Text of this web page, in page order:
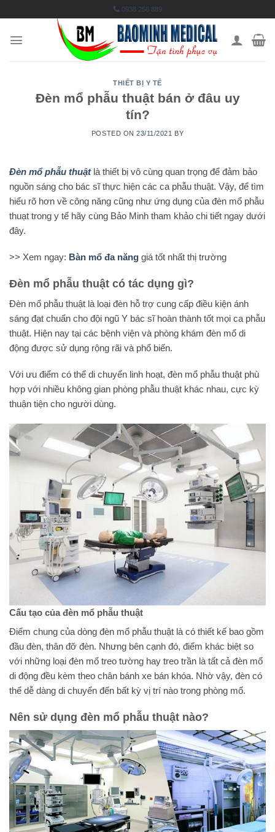
to
content
0938 256 889
THIẾT BỊ Y TẾ
Đèn mổ phẫu thuật bán ở đâu uy
tín?
POSTED ON23/11/2021 BY
Đèn mổ phẫu thuậtlà thiết bị vô cùng quan trọng để đảm bảo
nguồn sáng cho bác sĩ thực hiện các ca phẫu thuật. Vậy, để tìm
hiểu rõ hơn về công năng cũng như ứng dụng của đèn mổ phẫu
thuạt trong y tế hãy cùng Bảo Minh tham khảo chi tiết ngay dưới
đây.
>> Xem ngay: Bàn mổ đa năng giá tốt nhất thị trường
Đèn mổ phẫu thuật có tác dụng gì?
Đèn mổ phẫu thuật là loại đèn hỗ trợ cung cấp điều kiện ánh
sáng đạt chuẩn cho đội ngũ Y bác sĩ hoàn thành tốt mọi ca phẫu
thuật. Hiện nay tại các bệnh viện và phòng khám đèn mổ di
động được sử dụng rộng rãi và phổ biến.
Với ưu điểm có thể di chuyển linh hoạt, đèn mổ phẫu thuật phù
hợp với nhiều không gian phòng phẫu thuật khác nhau, cực kỳ
thuận tiện cho người dùng.
Cấu tạo của đèn mổ phẫu thuật
Điểm chung của dòng đèn mổ phẫu thuật là có thiết kế bao gồm
đầu đèn, thân đỡ đèn. Nhưng bên cạnh đó, điểm khác biệt so
với những loại đèn mổ treo tường hay treo trần là tất cả đèn mổ
di động đều kèm theo chân bánh xe bán khóa. Nhờ vậy, đèn có
thể dễ dàng di chuyển đến bất kỳ vị trí nào trong phòng mổ.
Nên sử dụng đèn mổ phẫu thuật nào?